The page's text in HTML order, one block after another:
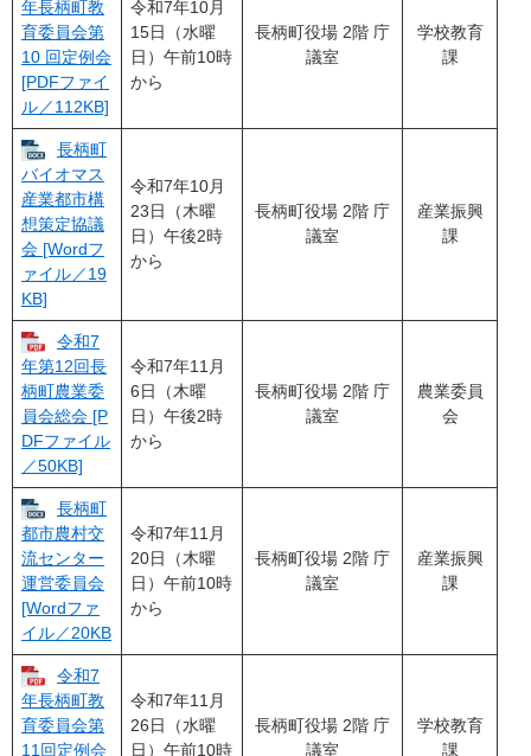
年長柄町教
育委員会第
10 回定例会
[PDFファイ
ル／112KB]
令和7年10月
15日（水曜
日）午前10時
から
長柄町役場 2階 庁
議室
学校教育
課
長柄町
バイオマス
産業都市構
想策定協議
会 [Wordフ
ァイル／19
KB]
令和7年10月
23日（木曜
日）午後2時
から
長柄町役場 2階 庁
議室
産業振興
課
令和7
年第12回長
柄町農業委
員会総会 [P
DFファイル
／50KB]
令和7年11月
6日（木曜
日）午後2時
から
長柄町役場 2階 庁
議室
農業委員
会
長柄町
都市農村交
流センター
運営委員会
[Wordファ
イル／20KB
令和7年11月
20日（木曜
日）午前10時
から
長柄町役場 2階 庁
議室
産業振興
課
令和7
年長柄町教
育委員会第
11回定例会
令和7年11月
26日（水曜
日）午前10時
長柄町役場 2階 庁
議室
学校教育
課